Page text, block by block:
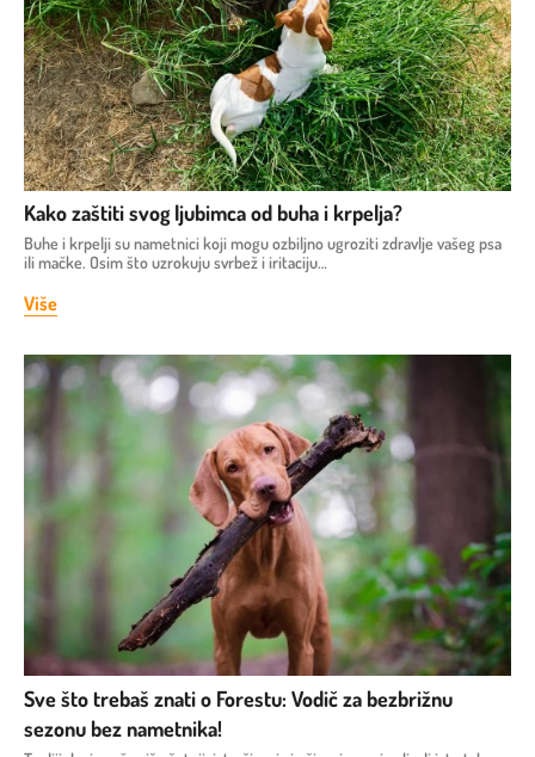
Kako zaštiti svog ljubimca od buha i krpelja?
Buhe i krpelji su nametnici koji mogu ozbiljno ugroziti zdravlje vašeg psa
ili mačke. Osim što uzrokuju svrbež i iritaciju…
Više
Sve što trebaš znati o Forestu: Vodič za bezbrižnu
sezonu bez nametnika!